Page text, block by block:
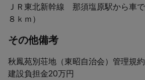
ＪＲ東北新幹線　那須塩原駅から車
８ｋｍ）
その他備考
秋鳳苑別荘地（東昭自治会）管理規
建設負担金20万円